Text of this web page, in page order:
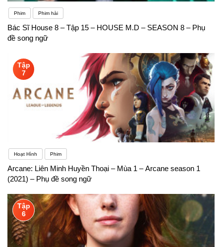
Phim Phim hài
Bác Sĩ House 8 – Tập 15 – HOUSE M.D – SEASON 8 – Phụ
đề song ngữ
Tập
7
Hoạt Hình Phim
Arcane: Liên Minh Huyền Thoại – Mùa 1 – Arcane season 1
(2021) – Phụ đề song ngữ
Tập
6